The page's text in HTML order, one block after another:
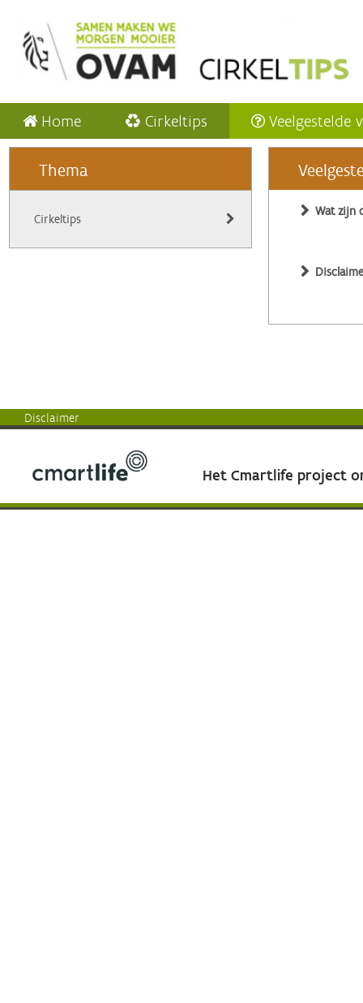
Home Cirkeltips Veelgestelde
Thema
Cirkeltips
Wat zijn
Disclaimer
Het Cmartlife project